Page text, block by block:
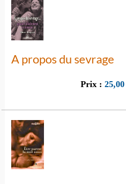
A propos du sevrage
Prix : 25,00